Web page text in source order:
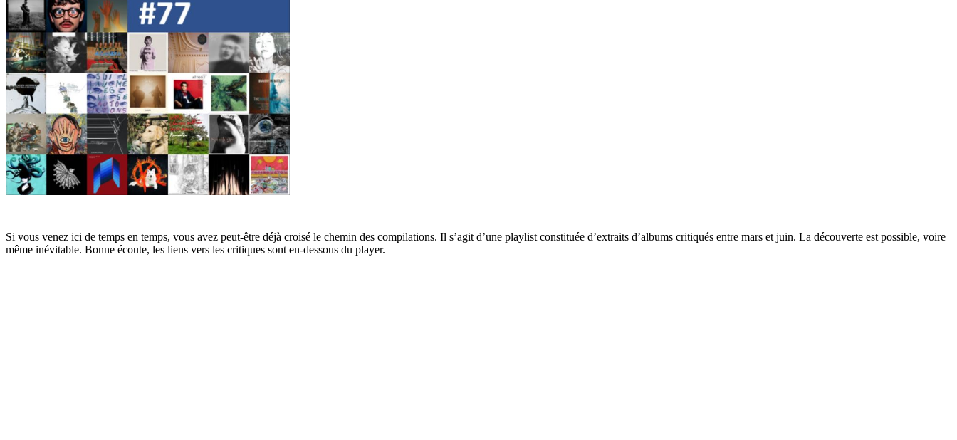
Si vous venez ici de temps en temps, vous avez peut-être déjà croisé le chemin des compilations. Il s’agit d’une playlist constituée d’extraits d’albums critiqués entre mars et juin. La découverte est possible, voire
même inévitable. Bonne écoute, les liens vers les critiques sont en-dessous du player.